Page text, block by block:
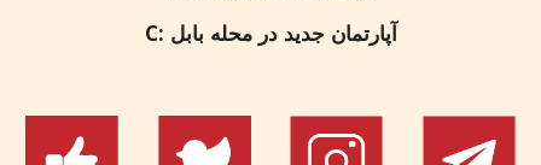
C:
آپارتمان جدید در محله بابل